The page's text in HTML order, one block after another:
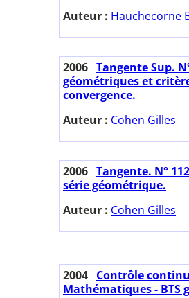
Auteur : Hauchecorne
2006 Tangente Sup.
géométriques et
convergence.
Auteur : Cohen Gilles
2006 Tangente. N°
série géométrique.
Auteur : Cohen Gilles
2004 Contrôle
Mathématiques - BTS